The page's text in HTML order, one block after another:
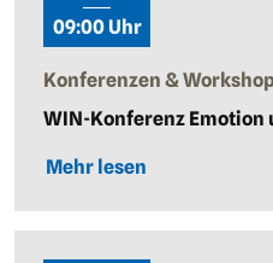
09:00 Uhr
Konferenzen &
WIN-Konferenz
Mehr lesen